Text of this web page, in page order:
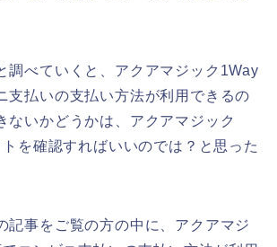
調べていくと、アクアマジック1Way
支払いの支払い方法が利用できるの
ないかどうかは、アクアマジック
を確認すればいいのでは？と思った
記事をご覧の方の中に、アクアマジ